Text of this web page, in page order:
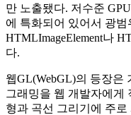
만 노출됐다. 저수준
에 특화되어 있어서 광
HTMLImageElement나
다.
웹GL(WebGL)의 등장은
그래밍을 웹 개발자에게
형과 곡선 그리기에 주로